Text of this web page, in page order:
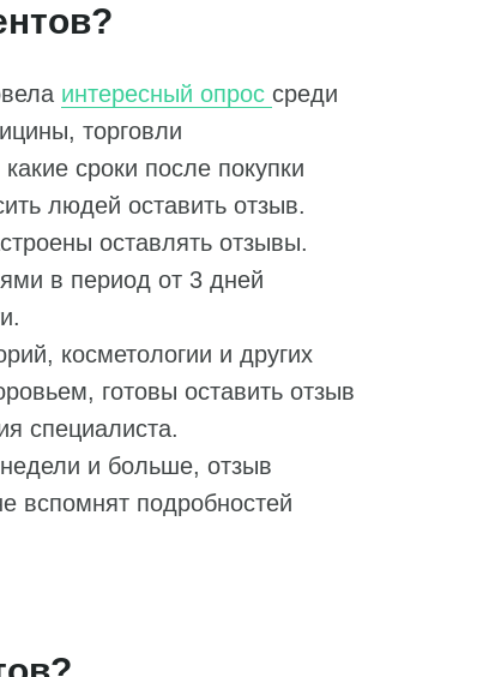
интересный опрос среди
торговли
сроки после покупки
людей оставить отзыв.
оставлять отзывы.
в период от 3 дней
косметологии и других
готовы оставить отзыв
специалиста.
и больше, отзыв
вспомнят подробностей